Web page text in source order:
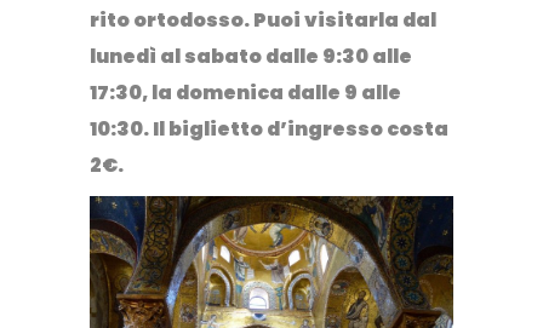
rito ortodosso.Puoi visitarla dal
lunedì al sabato dalle 9:30 alle
17:30, la domenica dalle 9 alle
10:30. Il biglietto d’ingresso costa
2€.